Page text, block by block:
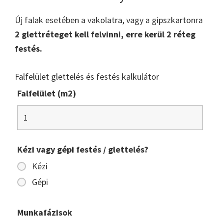
Új falak esetében a vakolatra, vagy a gipszkartonra
2 glettréteget kell felvinni, erre kerül 2 réteg
festés.
Falfelület glettelés és festés kalkulátor
Falfelület (m2)
Kézi vagy gépi festés / glettelés?
Kézi
Gépi
Munkafázisok